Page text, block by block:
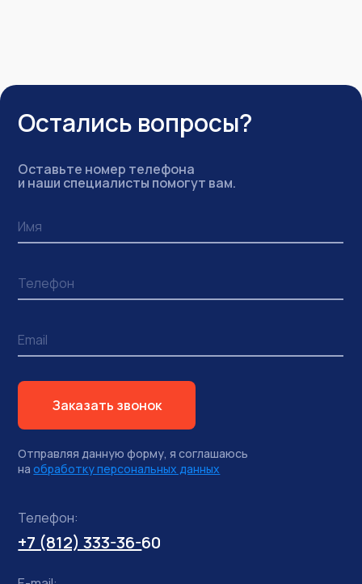
Остались вопросы?
Оставьте номер телефона
и наши специалисты помогут вам.
Заказать звонок
+7 (812) 333-36-60
Телефон:
Отправляя данную форму, я соглашаюсь
на обработку персональных данных